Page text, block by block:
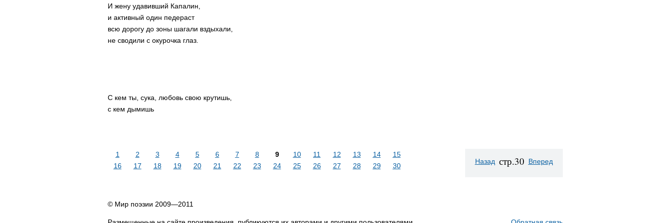
И жену удавивший Капалин,
и активный один педераст
всю дорогу до зоны шагали вздыхали,
не сводили с окурочка глаз.
С кем ты, сука, любовь свою крутишь,
с кем дымишь
1 2 3 4 5 6 7 8 9 10 11 12 13 14
15
16
17 18 19 20 21 22 23 24 25 26 27 28 29 30
Назад стр.30 Вперед
© Мир поэзии 2009—2011